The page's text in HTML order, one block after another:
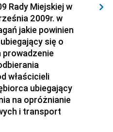
Rozwoju i Finansów
Urzędu Górniczego
Urzędu Transportu
Przedsiębiorczości i
Inwestycji i Rozwoju
Dyrektora Archiwów
Rady Miejskiej w
2009r. w
jakie powinien
się o
prowadzenie
właścicieli
ubiegający
na opróżnianie
i transport